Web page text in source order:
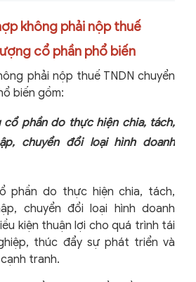
không phải nộp thuế
cổ phần phổ biến
phải nộp thuế TNDN chuyển
biến gồm:
cổ phần do thực hiện chia, tách,
chuyển đổi loại hình doanh
phần do thực hiện chia, tách,
chuyển đổi loại hình doanh
kiện thuận lợi cho quá trình tái
thúc đẩy sự phát triển và
tranh.